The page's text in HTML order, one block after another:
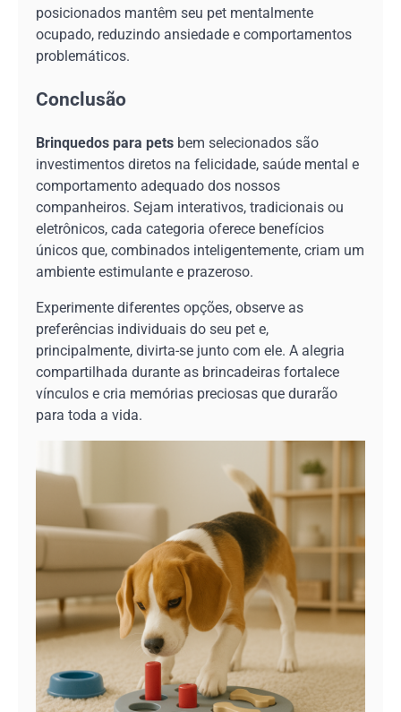
posicionados mantêm seu pet mentalmente
ocupado, reduzindo ansiedade e comportamentos
problemáticos.
Conclusão
Brinquedos para pets bem selecionados são
investimentos diretos na felicidade, saúde mental e
comportamento adequado dos nossos
companheiros. Sejam interativos, tradicionais ou
eletrônicos, cada categoria oferece benefícios
únicos que, combinados inteligentemente, criam um
ambiente estimulante e prazeroso.
Experimente diferentes opções, observe as
preferências individuais do seu pet e,
principalmente, divirta-se junto com ele. A alegria
compartilhada durante as brincadeiras fortalece
vínculos e cria memórias preciosas que durarão
para toda a vida.